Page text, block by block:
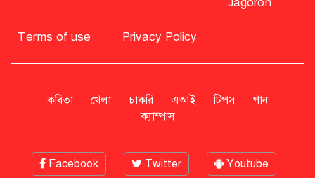
বিএনপি নিয়ে জামায়াতের মন্তব্যে
এনসিপি
সাহাবুদ্দিন
Terms of use Privacy Policy
কবিতা খেলা চাকরি এআই টিপস
গান
ক্যাম্পাস
Facebook Twitter Youtube